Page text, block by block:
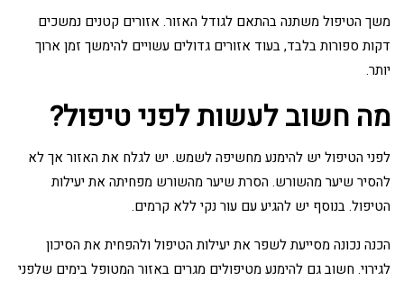
משך הטיפול משתנה בהתאם לגודל האזור. אזורים קטנים נמשכים
דקות ספורות בלבד, בעוד אזורים גדולים עשויים להימשך זמן ארוך
יותר.
מה חשוב לעשות לפני טיפול?
לפני הטיפול יש להימנע מחשיפה לשמש. יש לגלח את האזור אך לא
להסיר שיער מהשורש. הסרת שיער מהשורש מפחיתה את יעילות
הטיפול. בנוסף יש להגיע עם עור נקי ללא קרמים.
הכנה נכונה מסייעת לשפר את יעילות הטיפול ולהפחית את הסיכון
לגירוי. חשוב גם להימנע מטיפולים מגרים באזור המטופל בימים שלפני